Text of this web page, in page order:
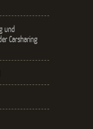
und
Carsharing